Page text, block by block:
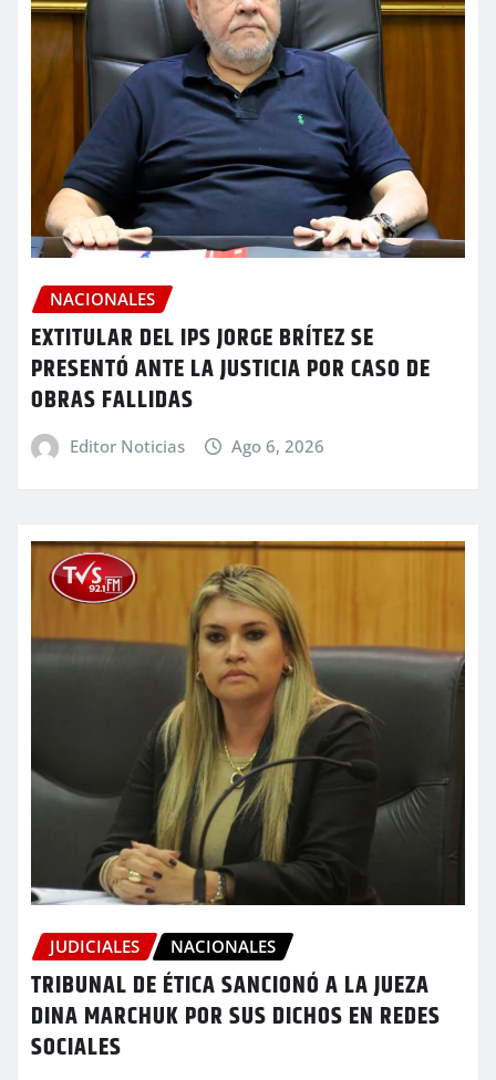
NACIONALES
EXTITULAR DEL IPS JORGE BRÍTEZ SE
PRESENTÓ ANTE LA JUSTICIA POR CASO DE
OBRAS FALLIDAS
Editor Noticias Ago 6, 2026
JUDICIALES NACIONALES
TRIBUNAL DE ÉTICA SANCIONÓ A LA JUEZA
DINA MARCHUK POR SUS DICHOS EN REDES
SOCIALES